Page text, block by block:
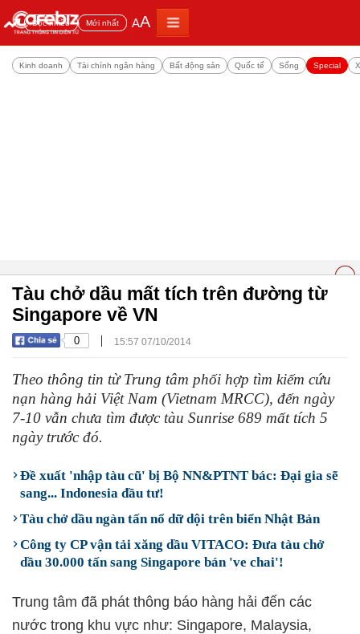
Đọc nhiều Mới nhất AA
Kinh doanh Tài chính ngân hàng Bất động sản Quốc tế Sống Special
Tàu chở dầu mất tích trên đường từ
Singapore về VN
0 | 15:57 07/10/2014
Theo thông tin từ Trung tâm phối hợp tìm kiếm cứu
nạn hàng hải Việt Nam (Vietnam MRCC), đến ngày
7-10 vẫn chưa tìm được tàu Sunrise 689 mất tích 5
ngày trước đó.
Đề xuất 'nhập tàu cũ' bị Bộ NN&PTNT bác: Đại gia sẽ
sang... Indonesia đầu tư!
Tàu chở dầu ngàn tấn nổ dữ dội trên biển Nhật Bản
Công ty CP vận tải xăng dầu VITACO: Đưa tàu chở
dầu 30.000 tấn sang Singapore bán 've chai'!
Trung tâm đã phát thông báo hàng hải đến các
nước trong khu vực như: Singapore, Malaysia,